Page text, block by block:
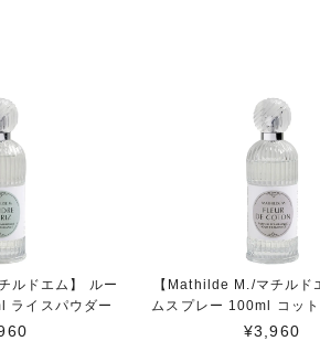
ルドエム】 ルー
ライスパウダー
【Mathilde M./マチルド
ムスプレー 100ml コッ
¥3,960